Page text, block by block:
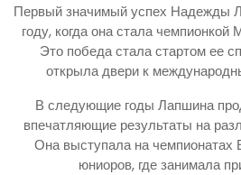
Первый значимый успех Надежды
году, когда она стала
Это победа стала стартом ее
открыла двери к
В следующие годы Лапшина
впечатляющие результаты на
Она выступала на чемпионатах
юниоров, где занимала